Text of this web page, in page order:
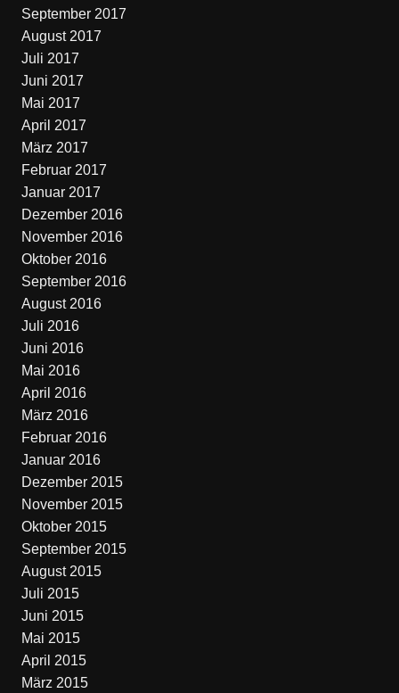
September 2017
August 2017
Juli 2017
Juni 2017
Mai 2017
April 2017
März 2017
Februar 2017
Januar 2017
Dezember 2016
November 2016
Oktober 2016
September 2016
August 2016
Juli 2016
Juni 2016
Mai 2016
April 2016
März 2016
Februar 2016
Januar 2016
Dezember 2015
November 2015
Oktober 2015
September 2015
August 2015
Juli 2015
Juni 2015
Mai 2015
April 2015
März 2015